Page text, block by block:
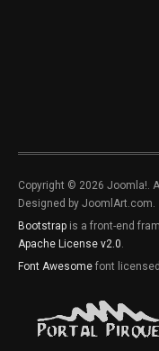
Copyright © 2026 Joomla!.
Designed by JoomlArt.com.
Bootstrap is a front-end
Apache License v2.0.
Font Awesome font